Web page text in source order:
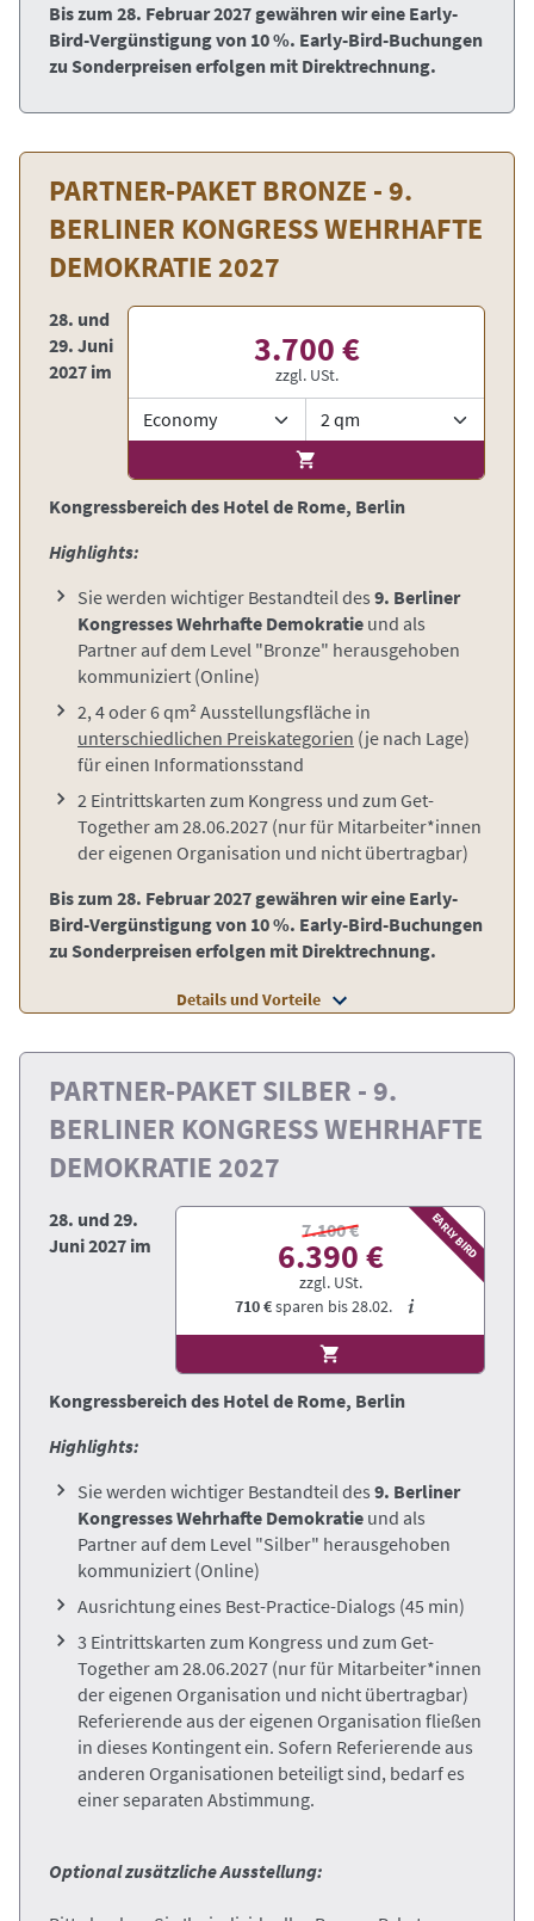
Bis zum 28. Februar 2027 gewähren wir eine Early-
Bird-Vergünstigung von 10 %. Early-Bird-Buchungen
zu Sonderpreisen erfolgen mit Direktrechnung.
PARTNER-PAKET BRONZE - 9.
BERLINER KONGRESS WEHRHAFTE
DEMOKRATIE 2027
3.700 €
zzgl. USt.
28. und
29. Juni
2027 im
Kongressbereich des Hotel de Rome, Berlin
Highlights:
Sie werden wichtiger Bestandteil des 9. Berliner
Kongresses Wehrhafte Demokratie und als
Partner auf dem Level "Bronze" herausgehoben
kommuniziert (Online)
2, 4 oder 6 qm² Ausstellungsfläche in
unterschiedlichen Preiskategorien (je nach Lage)
für einen Informationsstand
2 Eintrittskarten zum Kongress und zum Get-
Together am 28.06.2027 (nur für Mitarbeiter*innen
der eigenen Organisation und nicht übertragbar)
Bis zum 28. Februar 2027 gewähren wir eine Early-
Bird-Vergünstigung von 10 %. Early-Bird-Buchungen
zu Sonderpreisen erfolgen mit Direktrechnung.
Details und Vorteile
PARTNER-PAKET SILBER - 9.
BERLINER KONGRESS WEHRHAFTE
DEMOKRATIE 2027
EARLY BIRD
7.100 €
6.390 €
zzgl. USt.
710 €sparen bis28.02.
28. und 29.
Juni 2027 im
Kongressbereich des Hotel de Rome, Berlin
Highlights:
Sie werden wichtiger Bestandteil des 9. Berliner
Kongresses Wehrhafte Demokratie und als
Partner auf dem Level "Silber" herausgehoben
kommuniziert (Online)
Ausrichtung eines Best-Practice-Dialogs (45 min)
3 Eintrittskarten zum Kongress und zum Get-
Together am 28.06.2027 (nur für Mitarbeiter*innen
der eigenen Organisation und nicht übertragbar)
Referierende aus der eigenen Organisation fließen
in dieses Kontingent ein. Sofern Referierende aus
anderen Organisationen beteiligt sind, bedarf es
einer separaten Abstimmung.
Optional zusätzliche Ausstellung: